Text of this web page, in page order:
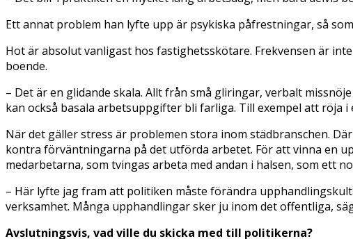
Ett annat problem han lyfte upp är psykiska påfrestningar, så
Hot är absolut vanligast hos fastighetsskötare. Frekvensen är
boende.
– Det är en glidande skala. Allt från små gliringar, verbalt
kan också basala arbetsuppgifter bli farliga. Till exempel att röja
När det gäller stress är problemen stora inom städbranschen.
kontra förväntningarna på det utförda arbetet. För att vinna en
medarbetarna, som tvingas arbeta med andan i halsen, som ett
– Här lyfte jag fram att politiken måste förändra
verksamhet. Många upphandlingar sker ju inom det offentliga,
Avslutningsvis, vad ville du skicka med till politikerna?